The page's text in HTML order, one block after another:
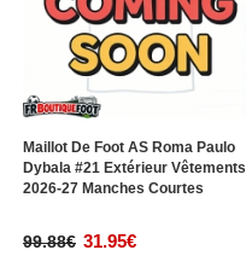
Maillot De Foot AS Roma Paulo
Dybala #21 Extérieur Vêtements
2026-27 Manches Courtes
99.88€ 31.95€